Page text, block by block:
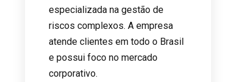
especializada na gestão de
riscos complexos. A empresa
atende clientes em todo o Brasil
e possui foco no mercado
corporativo.